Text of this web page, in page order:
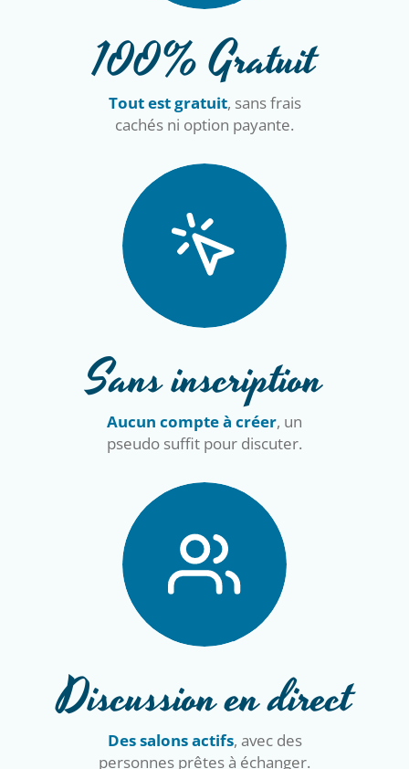
100% Gratuit
Tout est gratuit, sans frais
cachés ni option payante.
Sans inscription
Aucun compte à créer, un
pseudo suffit pour discuter.
Discussion en direct
Des salons actifs, avec des
personnes prêtes à échanger.